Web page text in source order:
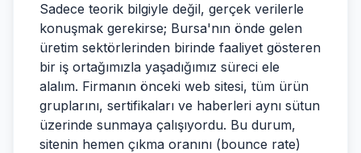
Sadece teorik bilgiyle değil, gerçek verilerle
konuşmak gerekirse; Bursa'nın önde gelen
üretim sektörlerinden birinde faaliyet gösteren
bir iş ortağımızla yaşadığımız süreci ele
alalım. Firmanın önceki web sitesi, tüm ürün
gruplarını, sertifikaları ve haberleri aynı sütun
üzerinde sunmaya çalışıyordu. Bu durum,
sitenin hemen çıkma oranını (bounce rate)